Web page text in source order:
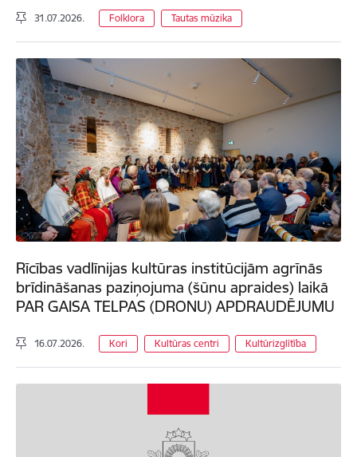
31.07.2026. Folklora Tautas mūzika
Rīcības vadlīnijas kultūras institūcijām agrīnās
brīdināšanas paziņojuma (šūnu apraides) laikā
PAR GAISA TELPAS (DRONU) APDRAUDĒJUMU
16.07.2026. Kori Kultūras centri Kultūrizglītība